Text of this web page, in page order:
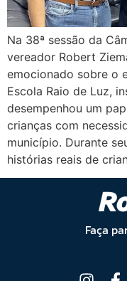
Na 38ª sessão da
vereador Robert
emocionado sobre o
Escola Raio de Luz,
desempenhou um
crianças com
município. Durante
histórias reais de
Faça